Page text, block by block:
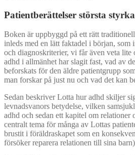
Patientberättelser största
Boken är uppbyggd på ett rätt
inleds med en lätt faktadel i början,
och diagnoskriterier, vi får även veta
adhd i allmänhet har slagit fast, vad av
beforskats för den äldre patientgrupp
man forskar på just nu och vad det kan
Sedan beskriver Lotta hur adhd skiljer
levnadsvanors betydelse, vilken
adhd och sedan ett kapitel om relationer
centralt tema för många av Lottas
brustit i föräldraskapet som en
försöker reparera relationen till sina